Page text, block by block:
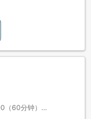
60分钟）